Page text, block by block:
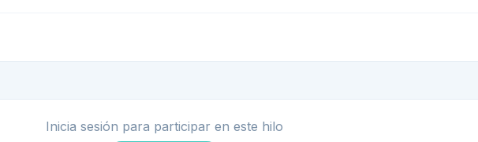
Inicia sesión para participar en este hilo